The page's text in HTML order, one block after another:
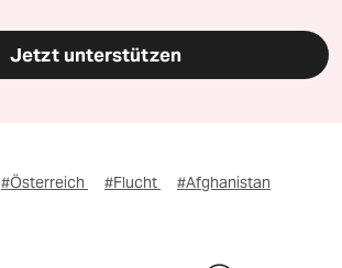
Jetzt unterstützen
#Österreich #Flucht
#Afghanistan